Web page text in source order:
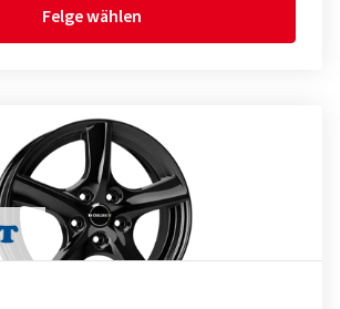
Felge wählen